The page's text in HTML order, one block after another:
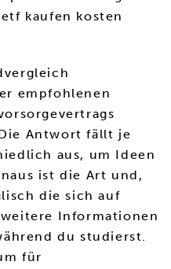
kaufen kosten
empfohlenen
Antwort fällt je
aus, um Ideen
ist die Art und,
die sich auf
Informationen
du studierst.
für